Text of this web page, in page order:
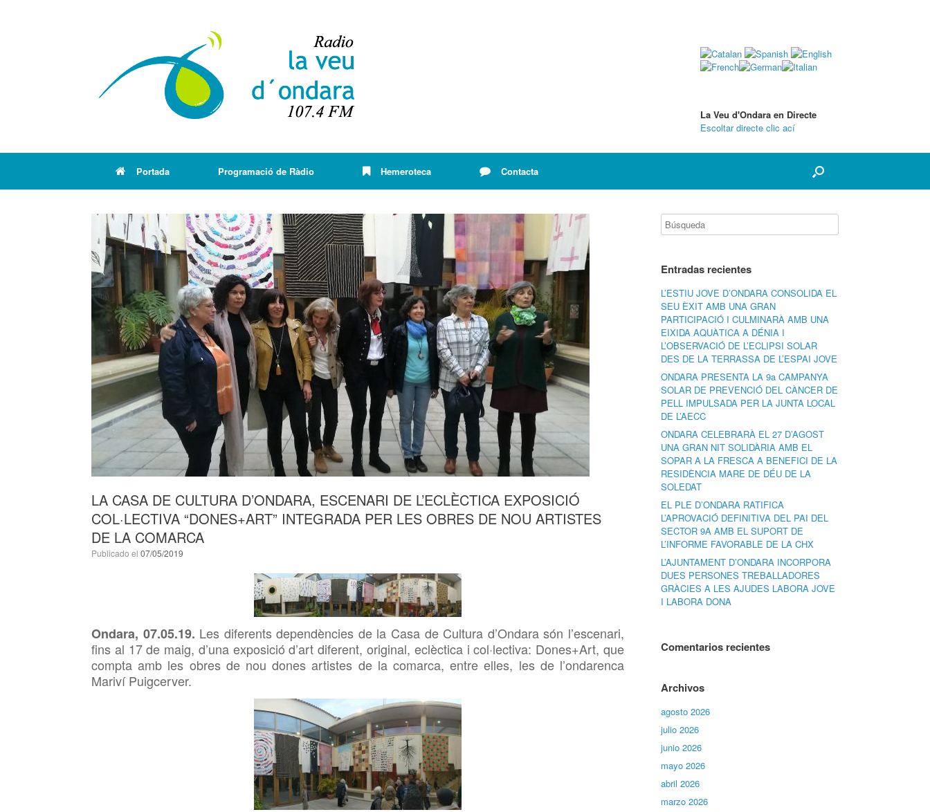
La Veu d'Ondara en Directe
Escoltar directe clic ací
Portada Programació de Ràdio Hemeroteca Contacta
LA CASA DE CULTURA D’ONDARA, ESCENARI DE L’ECLÈCTICA EXPOSICIÓ
COL·LECTIVA “DONES+ART” INTEGRADA PER LES OBRES DE NOU ARTISTES
DE LA COMARCA
Publicado el 07/05/2019
Ondara, 07.05.19. Les diferents dependències de la Casa de Cultura d’Ondara són l’escenari,
fins al 17 de maig, d’una exposició d’art diferent, original, eclèctica i col·lectiva: Dones+Art, que
compta amb les obres de nou dones artistes de la comarca, entre elles, les de l’ondarenca
Mariví Puigcerver.
Entradas recientes
L’ESTIU JOVE D’ONDARA CONSOLIDA EL
SEU ÈXIT AMB UNA GRAN
PARTICIPACIÓ I CULMINARÀ AMB UNA
EIXIDA AQUÀTICA A DÉNIA I
L’OBSERVACIÓ DE L’ECLIPSI SOLAR
DES DE LA TERRASSA DE L’ESPAI JOVE
ONDARA PRESENTA LA 9a CAMPANYA
SOLAR DE PREVENCIÓ DEL CÀNCER DE
PELL IMPULSADA PER LA JUNTA LOCAL
DE L’AECC
ONDARA CELEBRARÀ EL 27 D’AGOST
UNA GRAN NIT SOLIDÀRIA AMB EL
SOPAR A LA FRESCA A BENEFICI DE LA
RESIDÈNCIA MARE DE DÉU DE LA
SOLEDAT
EL PLE D’ONDARA RATIFICA
L’APROVACIÓ DEFINITIVA DEL PAI DEL
SECTOR 9A AMB EL SUPORT DE
L’INFORME FAVORABLE DE LA CHX
L’AJUNTAMENT D’ONDARA INCORPORA
DUES PERSONES TREBALLADORES
GRÀCIES A LES AJUDES LABORA JOVE
I LABORA DONA
Comentarios recientes
Archivos
agosto 2026
julio 2026
junio 2026
mayo 2026
abril 2026
marzo 2026